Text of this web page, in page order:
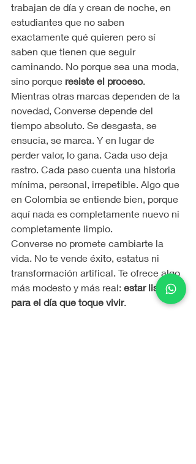
trabajan de día y crean de noche, en
estudiantes que no saben
exactamente qué quieren pero sí
saben que tienen que seguir
caminando. No porque sea una moda,
sino porque resiste el proceso.
Mientras otras marcas dependen de la
novedad, Converse depende del
tiempo absoluto. Se desgasta, se
ensucia, se marca. Y en lugar de
perder valor, lo gana. Cada uso deja
rastro. Cada paso cuenta una historia
mínima, personal, irrepetible. Algo que
en Colombia se entiende bien, porque
aquí nada es completamente nuevo ni
completamente limpio.
Converse no promete cambiarte la
vida. No te vende éxito, estatus ni
transformación artifical. Te ofrece algo
más modesto y más real: estar listo
para el día que toque vivir.